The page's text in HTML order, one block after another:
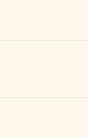
才写，沙雕文，走肾走